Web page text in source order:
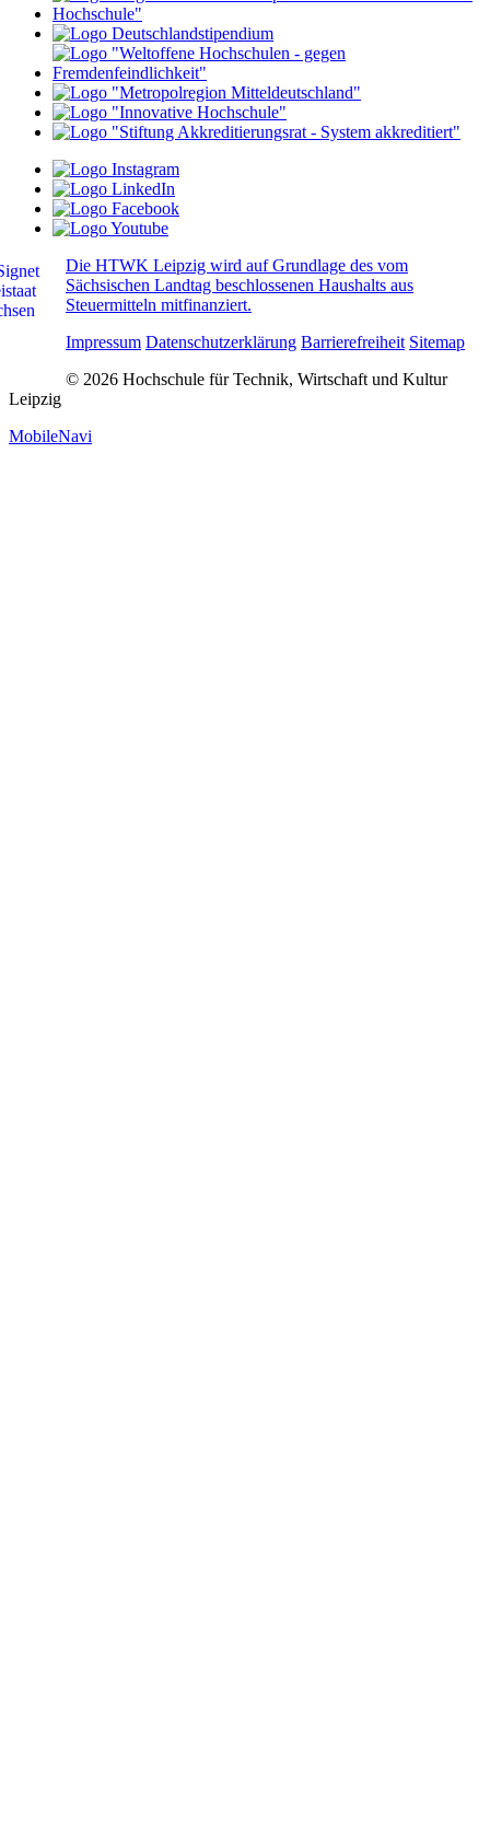
Die HTWK Leipzig wird auf Grundlage des vom
Sächsischen Landtag beschlossenen Haushalts aus
Steuermitteln mitfinanziert.
Impressum Datenschutzerklärung Barrierefreiheit Sitemap
© 2026 Hochschule für Technik, Wirtschaft und Kultur
Leipzig
MobileNavi